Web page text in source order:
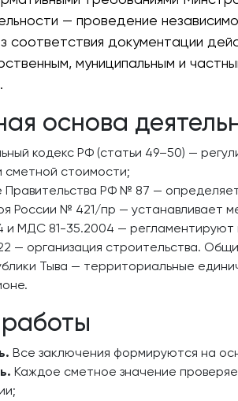
— проведение
соответствия документации
муниципальным и
основа
кодекс РФ (статьи 49–50) —
сметной стоимости;
Правительства РФ № 87 —
России № 421/пр — устанавливает
МДС 81-35.2004 — регламентируют
— организация строительства.
Тыва — территориальные
Все заключения формируются на
Каждое сметное значение